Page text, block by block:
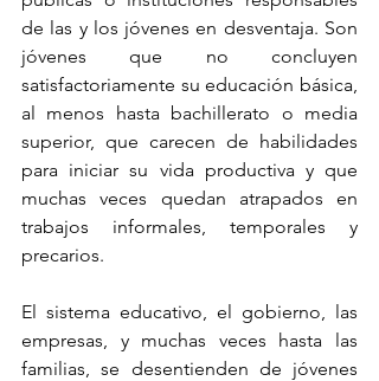
de las y los jóvenes en desventaja. Son
jóvenes que no concluyen
satisfactoriamente su educación básica,
al menos hasta bachillerato o media
superior, que carecen de habilidades
para iniciar su vida productiva y que
muchas veces quedan atrapados en
trabajos informales, temporales y
precarios.
El sistema educativo, el gobierno, las
empresas, y muchas veces hasta las
familias, se desentienden de jóvenes